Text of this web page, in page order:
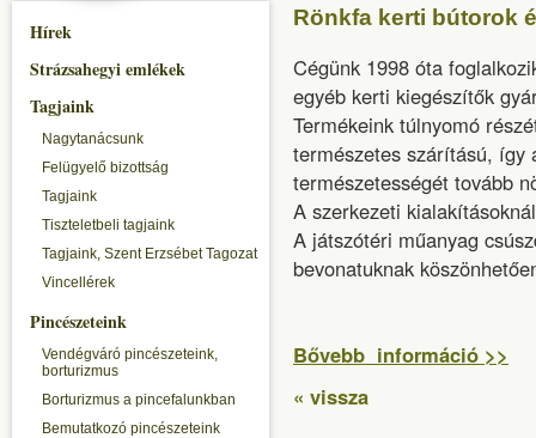
Hírek
Strázsahegyi emlékek
Tagjaink
Nagytanácsunk
Felügyelő bizottság
Tagjaink
Tiszteletbeli tagjaink
Tagjaink, Szent Erzsébet Tagozat
Vincellérek
Pincészeteink
Vendégváró pincészeteink,
borturizmus
Borturizmus a pincefalunkban
Bemutatkozó pincészeteink
Rönkfa kerti bútorok
Cégünk 1998 óta
egyéb kerti kiegészítők
Termékeink túlnyomó
természetes szárítású, így
természetességét tovább
A szerkezeti
A játszótéri műanyag
bevonatuknak
Bővebb információ >>
« vissza